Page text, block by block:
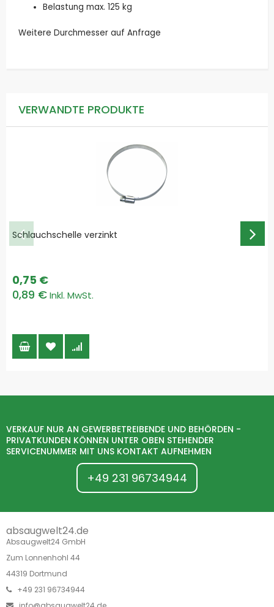
Belastung max. 125 kg
Weitere Durchmesser auf Anfrage
VERWANDTE PRODUKTE
Schlauchschelle verzinkt
0,89 €
0,75 €
VERKAUF NUR AN GEWERBETREIBENDE UND BEHÖRDEN -
PRIVATKUNDEN KÖNNEN UNTER OBEN STEHENDER
SERVICENUMMER MIT UNS KONTAKT AUFNEHMEN
+49 231 96734944
absaugwelt24.de
Absaugwelt24 GmbH
Zum Lonnenhohl 44
44319 Dortmund
+49 231 96734944